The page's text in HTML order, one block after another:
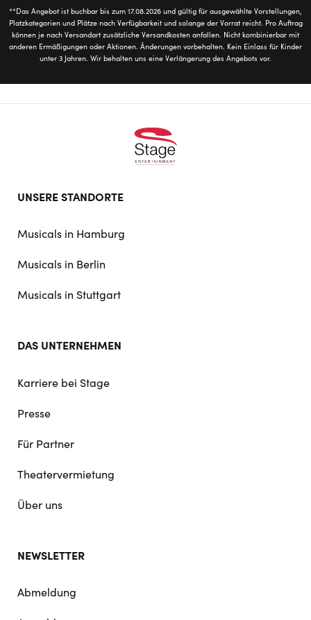
**Das Angebot ist buchbar bis zum 17.08.2026 und gültig für ausgewählte Vorstellungen,
Platzkategorien und Plätze nach Verfügbarkeit und solange der Vorrat reicht. Pro Auftrag
können je nach Versandart zusätzliche Versandkosten anfallen. Nicht kombinierbar mit
anderen Ermäßigungen oder Aktionen. Änderungen vorbehalten. Kein Einlass für Kinder
unter 3 Jahren. Wir behalten uns eine Verlängerung des Angebots vor.
doormat
UNSERE STANDORTE
Musicals in Hamburg
Musicals in Berlin
Musicals in Stuttgart
DAS UNTERNEHMEN
Karriere bei Stage
Presse
Für Partner
Theatervermietung
Über uns
NEWSLETTER
Abmeldung